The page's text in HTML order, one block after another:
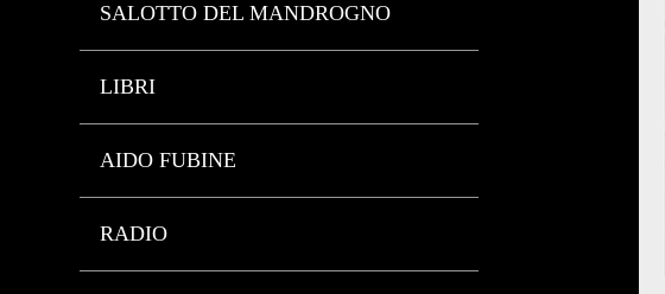
SALOTTO DEL MANDROGNO
LIBRI
AIDO FUBINE
RADIO